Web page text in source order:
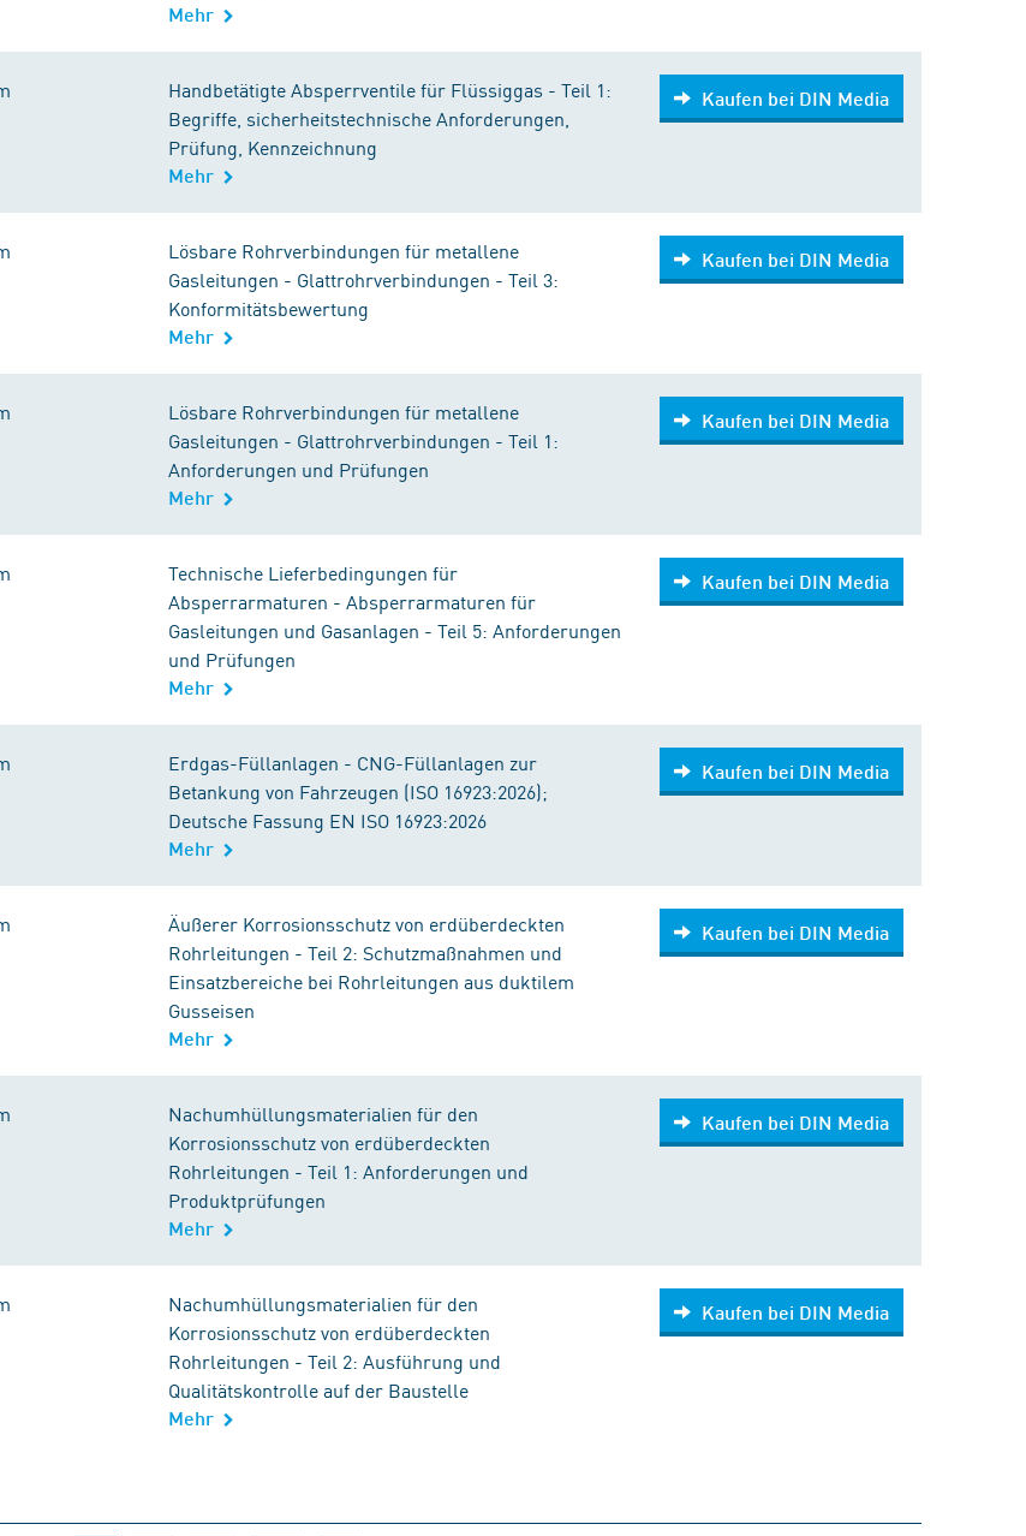
Mehr
Handbetätigte Absperrventile für Flüssiggas - Teil 1:
Begriffe, sicherheitstechnische Anforderungen,
Prüfung, Kennzeichnung
Mehr
Kaufen bei DIN Media
Lösbare Rohrverbindungen für metallene
Gasleitungen - Glattrohrverbindungen - Teil 3:
Konformitätsbewertung
Mehr
Kaufen bei DIN Media
Lösbare Rohrverbindungen für metallene
Gasleitungen - Glattrohrverbindungen - Teil 1:
Anforderungen und Prüfungen
Mehr
Kaufen bei DIN Media
Technische Lieferbedingungen für
Absperrarmaturen - Absperrarmaturen für
Gasleitungen und Gasanlagen - Teil 5: Anforderungen
und Prüfungen
Mehr
Kaufen bei DIN Media
Erdgas-Füllanlagen - CNG-Füllanlagen zur
Betankung von Fahrzeugen (ISO 16923:2026);
Deutsche Fassung EN ISO 16923:2026
Mehr
Kaufen bei DIN Media
Äußerer Korrosionsschutz von erdüberdeckten
Rohrleitungen - Teil 2: Schutzmaßnahmen und
Einsatzbereiche bei Rohrleitungen aus duktilem
Gusseisen
Mehr
Kaufen bei DIN Media
Nachumhüllungsmaterialien für den
Korrosionsschutz von erdüberdeckten
Rohrleitungen - Teil 1: Anforderungen und
Produktprüfungen
Mehr
Kaufen bei DIN Media
Nachumhüllungsmaterialien für den
Korrosionsschutz von erdüberdeckten
Rohrleitungen - Teil 2: Ausführung und
Qualitätskontrolle auf der Baustelle
Mehr
Kaufen bei DIN Media